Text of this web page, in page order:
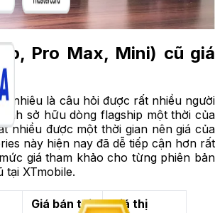
Pro Max, Mini) cũ giá
nhiêu là câu hỏi được rất nhiều người
sở hữu dòng flagship một thời của
nhiều được một thời gian nên giá của
này hiện nay đã dễ tiếp cận hơn rất
giá tham khảo cho từng phiên bản
tại XTmobile.
Giá bán tại
Giá thị